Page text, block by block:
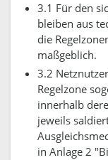
3.1 Für den
bleiben aus
die
maßgeblich.
3.2
Regelzone
innerhalb
jeweils
in Anlage 2